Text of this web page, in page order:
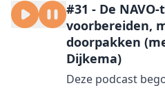
#31 - De NAVO-
voorbereiden,
doorpakken
Dijkema)
Deze podcast